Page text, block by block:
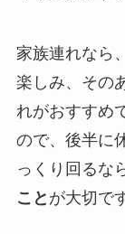
家族連れなら
楽しみ、その
れがおすすめ
ので、後半に
っくり回るな
こと が大切で